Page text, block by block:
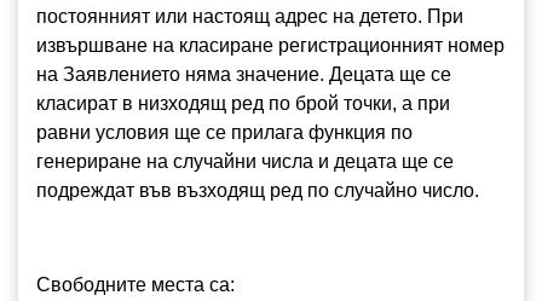
постоянният или настоящ адрес на детето. При
извършване на класиране регистрационният номер
на Заявлението няма значение. Децата ще се
класират в низходящ ред по брой точки, а при
равни условия ще се прилага функция по
генериране на случайни числа и децата ще се
подреждат във възходящ ред по случайно число.
Свободните места са: